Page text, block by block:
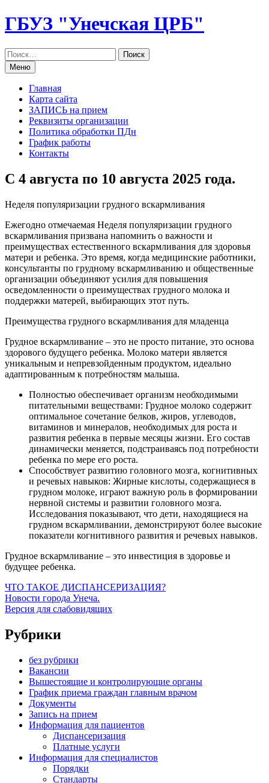
Перейти
к
ГБУЗ "Унечская ЦРБ"
Меню
Главная
Карта сайта
ЗАПИСЬ на прием
Реквизиты организации
Политика обработки ПДн
График работы
Контакты
С 4 августа по 10 августа 2025 года.
Неделя популяризации грудного вскармливания
Ежегодно отмечаемая Неделя популяризации грудного
вскармливания призвана напомнить о важности и
преимуществах естественного вскармливания для здоровья
матери и ребенка. Это время, когда медицинские работники,
консультанты по грудному вскармливанию и общественные
организации объединяют усилия для повышения
осведомленности о преимуществах грудного молока и
поддержки матерей, выбирающих этот путь.
Преимущества грудного вскармливания для младенца
Грудное вскармливание – это не просто питание, это основа
здорового будущего ребенка. Молоко матери является
уникальным и непревзойденным продуктом, идеально
адаптированным к потребностям малыша.
Полностью обеспечивает организм необходимыми
питательными веществами: Грудное молоко содержит
оптимальное сочетание белков, жиров, углеводов,
витаминов и минералов, необходимых для роста и
развития ребенка в первые месяцы жизни. Его состав
динамически меняется, подстраиваясь под потребности
ребенка по мере его роста.
Способствует развитию головного мозга, когнитивных
и речевых навыков: Жирные кислоты, содержащиеся в
грудном молоке, играют важную роль в формировании
нервной системы и развитии головного мозга.
Исследования показывают, что дети, находящиеся на
грудном вскармливании, демонстрируют более высокие
показатели когнитивного развития и речевых навыков.
Грудное вскармливание – это инвестиция в здоровье и
будущее ребенка.
ЧТО ТАКОЕ ДИСПАНСЕРИЗАЦИЯ?
Новости города Унеча.
Версия для слабовидящих
Рубрики
без рубрики
Вакансии
Вышестоящие и контролирующие органы
График приема граждан главным врачом
Документы
Запись на прием
Информация для пациентов
Диспансеризация
Платные услуги
Информация для специалистов
Порядки
Стандарты